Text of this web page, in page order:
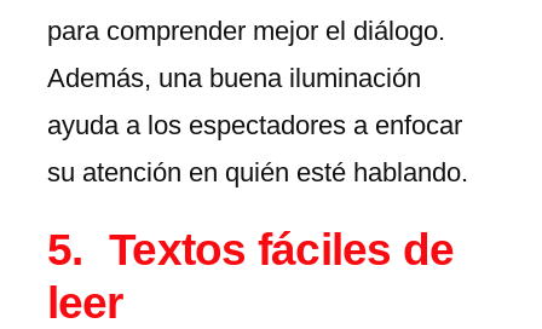
para comprender mejor el diálogo.
Además, una buena iluminación
ayuda a los espectadores a enfocar
su atención en quién esté hablando.
Textos fáciles de
leer